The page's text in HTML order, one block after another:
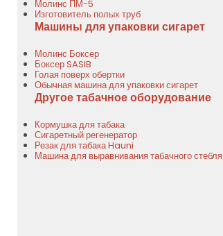
Молинс ПМ-5
Изготовитель полых труб
Машины для упаковки сигарет
Молинс Боксер
Боксер SASIB
Голая поверх обертки
Обычная машина для упаковки сигарет
Другое табачное оборудование
Кормушка для табака
Сигаретный регенератор
Резак для табака Hauni
Машина для выравнивания табачного стебля